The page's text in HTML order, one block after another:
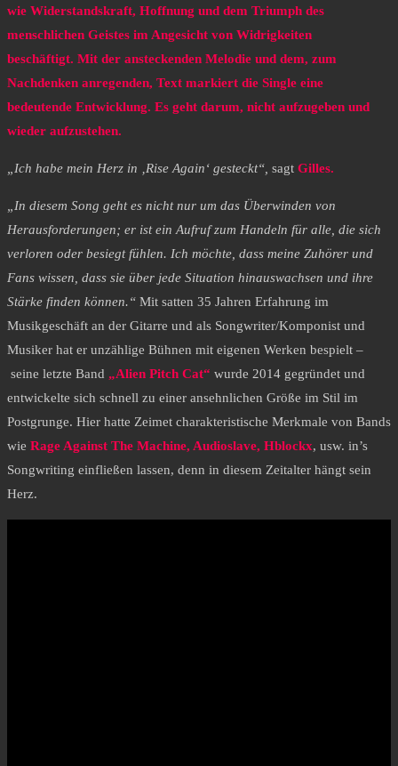
wie Widerstandskraft, Hoffnung und dem Triumph des
menschlichen Geistes im Angesicht von Widrigkeiten
beschäftigt. Mit der ansteckenden Melodie und dem, zum
Nachdenken anregenden, Text markiert die Single eine
bedeutende Entwicklung. Es geht darum, nicht aufzugeben und
wieder aufzustehen.
„Ich habe mein Herz in ‚Rise Again‘ gesteckt“, sagt Gilles.
„In diesem Song geht es nicht nur um das Überwinden von
Herausforderungen; er ist ein Aufruf zum Handeln für alle, die sich
verloren oder besiegt fühlen. Ich möchte, dass meine Zuhörer und
Fans wissen, dass sie über jede Situation hinauswachsen und ihre
Stärke finden können.“ Mit satten 35 Jahren Erfahrung im
Musikgeschäft an der Gitarre und als Songwriter/Komponist und
Musiker hat er unzählige Bühnen mit eigenen Werken bespielt –
seine letzte Band „Alien Pitch Cat“ wurde 2014 gegründet und
entwickelte sich schnell zu einer ansehnlichen Größe im Stil im
Postgrunge. Hier hatte Zeimet charakteristische Merkmale von Bands
wie Rage Against The Machine, Audioslave, Hblockx, usw. in’s
Songwriting einfließen lassen, denn in diesem Zeitalter hängt sein
Herz.